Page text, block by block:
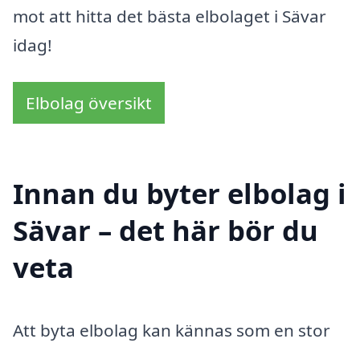
mot att hitta det bästa elbolaget i Sävar
idag!
Elbolag översikt
Innan du byter elbolag i
Sävar – det här bör du
veta
Att byta elbolag kan kännas som en stor